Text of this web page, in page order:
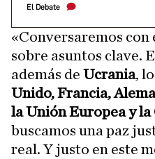
El Debate
«Conversaremos con
sobre asuntos clave.
además de Ucrania,
Unido, Francia,
la Unión Europea y la
buscamos una paz
real. Y justo en este